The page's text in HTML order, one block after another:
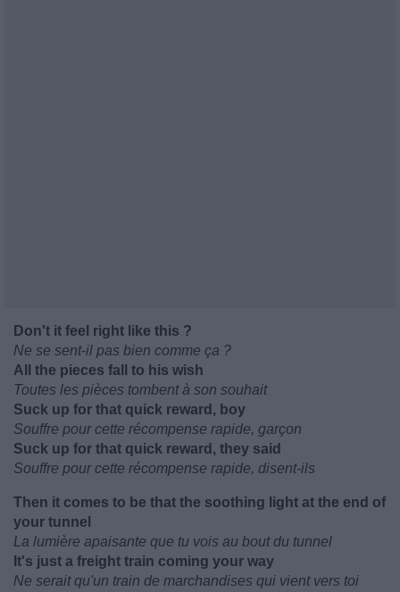
Don't it feel right like this ?
Ne se sent-il pas bien comme ça ?
All the pieces fall to his wish
Toutes les pièces tombent à son souhait
Suck up for that quick reward, boy
Souffre pour cette récompense rapide, garçon
Suck up for that quick reward, they said
Souffre pour cette récompense rapide, disent-ils
Then it comes to be that the soothing light at the end of
your tunnel
La lumière apaisante que tu vois au bout du tunnel
It's just a freight train coming your way
Ne serait qu'un train de marchandises qui vient vers toi